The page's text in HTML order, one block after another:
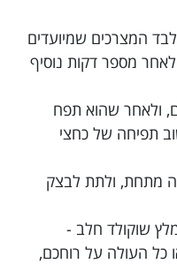
המצרכים שמיועדים
מספר דקות נוסיף
ולאחר שהוא תפח
תפיחה של כחצי
מתחת, ולתת לבצק
שוקולד חלב -
כל העולה על רוחכם,